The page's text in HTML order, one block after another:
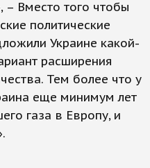
– Вместо того чтобы
политические
Украине какой-
расширения
Тем более что у
еще минимум лет
газа в Европу, и